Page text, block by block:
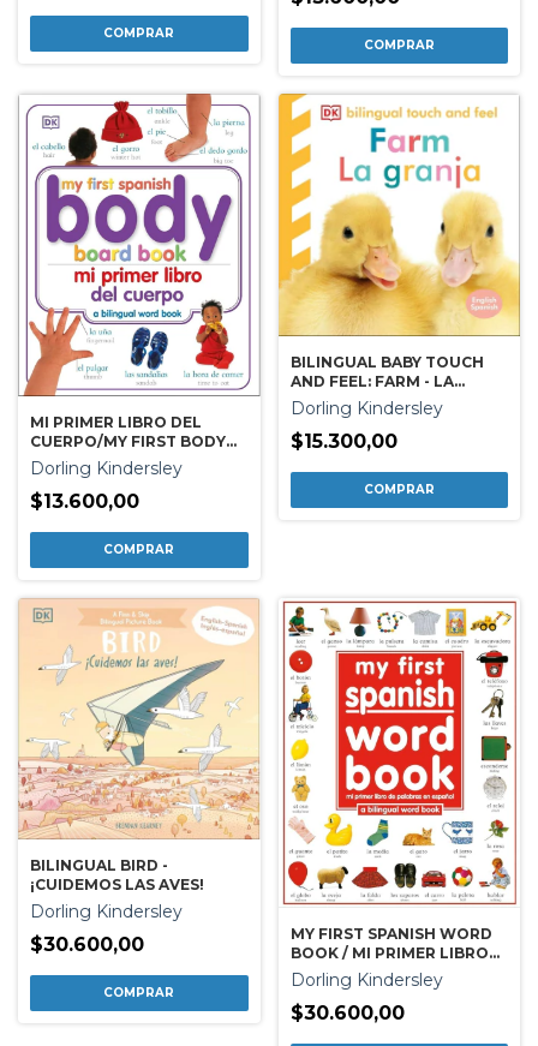
MI PRIMER LIBRO DEL
CUERPO/MY FIRST BODY
BOARD BOOK
Dorling Kindersley
$13.600,00
BILINGUAL BABY TOUCH
AND FEEL: FARM - LA
GRANJA
Dorling Kindersley
$15.300,00
BILINGUAL BIRD -
¡CUIDEMOS LAS AVES!
Dorling Kindersley
$30.600,00
MY FIRST SPANISH WORD
BOOK / MI PRIMER LIBRO
DE PALABRAS EN ESPAÑOL
Dorling Kindersley
$30.600,00